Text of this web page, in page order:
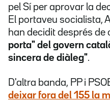
pel Sí per aprovar la
El portaveu socialista,
han decidit després de
porta" del govern
sincera de diàleg".
D'altra banda, PP i
deixar fora del 155 la